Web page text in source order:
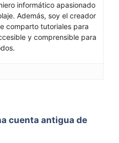
informático apasionado
Además, soy el creador
comparto tutoriales para
y comprensible para
cuenta antigua de